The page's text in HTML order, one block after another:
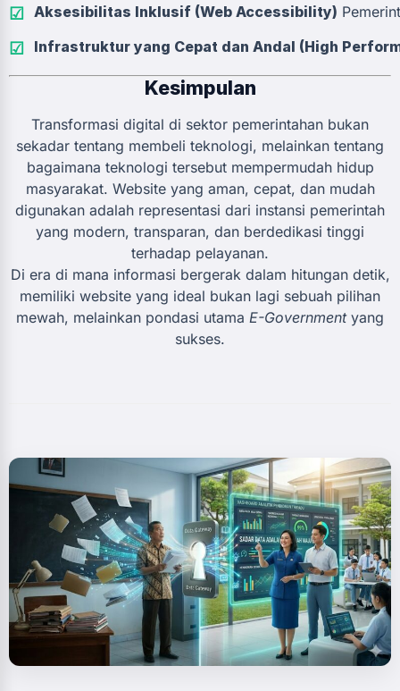
Aksesibilitas Inklusif (Web Accessibility)
Infrastruktur yang Cepat dan Andal (High
Kesimpulan
Transformasi digital di sektor pemerintahan bukan
sekadar tentang membeli teknologi, melainkan tentang
bagaimana teknologi tersebut mempermudah hidup
masyarakat. Website yang aman, cepat, dan mudah
digunakan adalah representasi dari instansi pemerintah
yang modern, transparan, dan berdedikasi tinggi
terhadap pelayanan.
Di era di mana informasi bergerak dalam hitungan detik,
memiliki website yang ideal bukan lagi sebuah pilihan
mewah, melainkan pondasi utama E-Governmentyang
sukses.